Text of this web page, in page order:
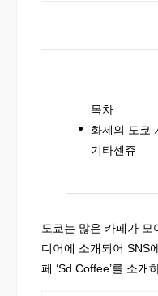
목차
화제의 도쿄
기타센쥬
도쿄는 많은 카페가
디어에 소개되어 SNS
페 ‘Sd Coffee’를 소개